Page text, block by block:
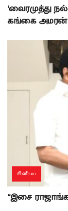
‘வைரமுத்து
கங்கை அமரன்
சினிமா
“இசை